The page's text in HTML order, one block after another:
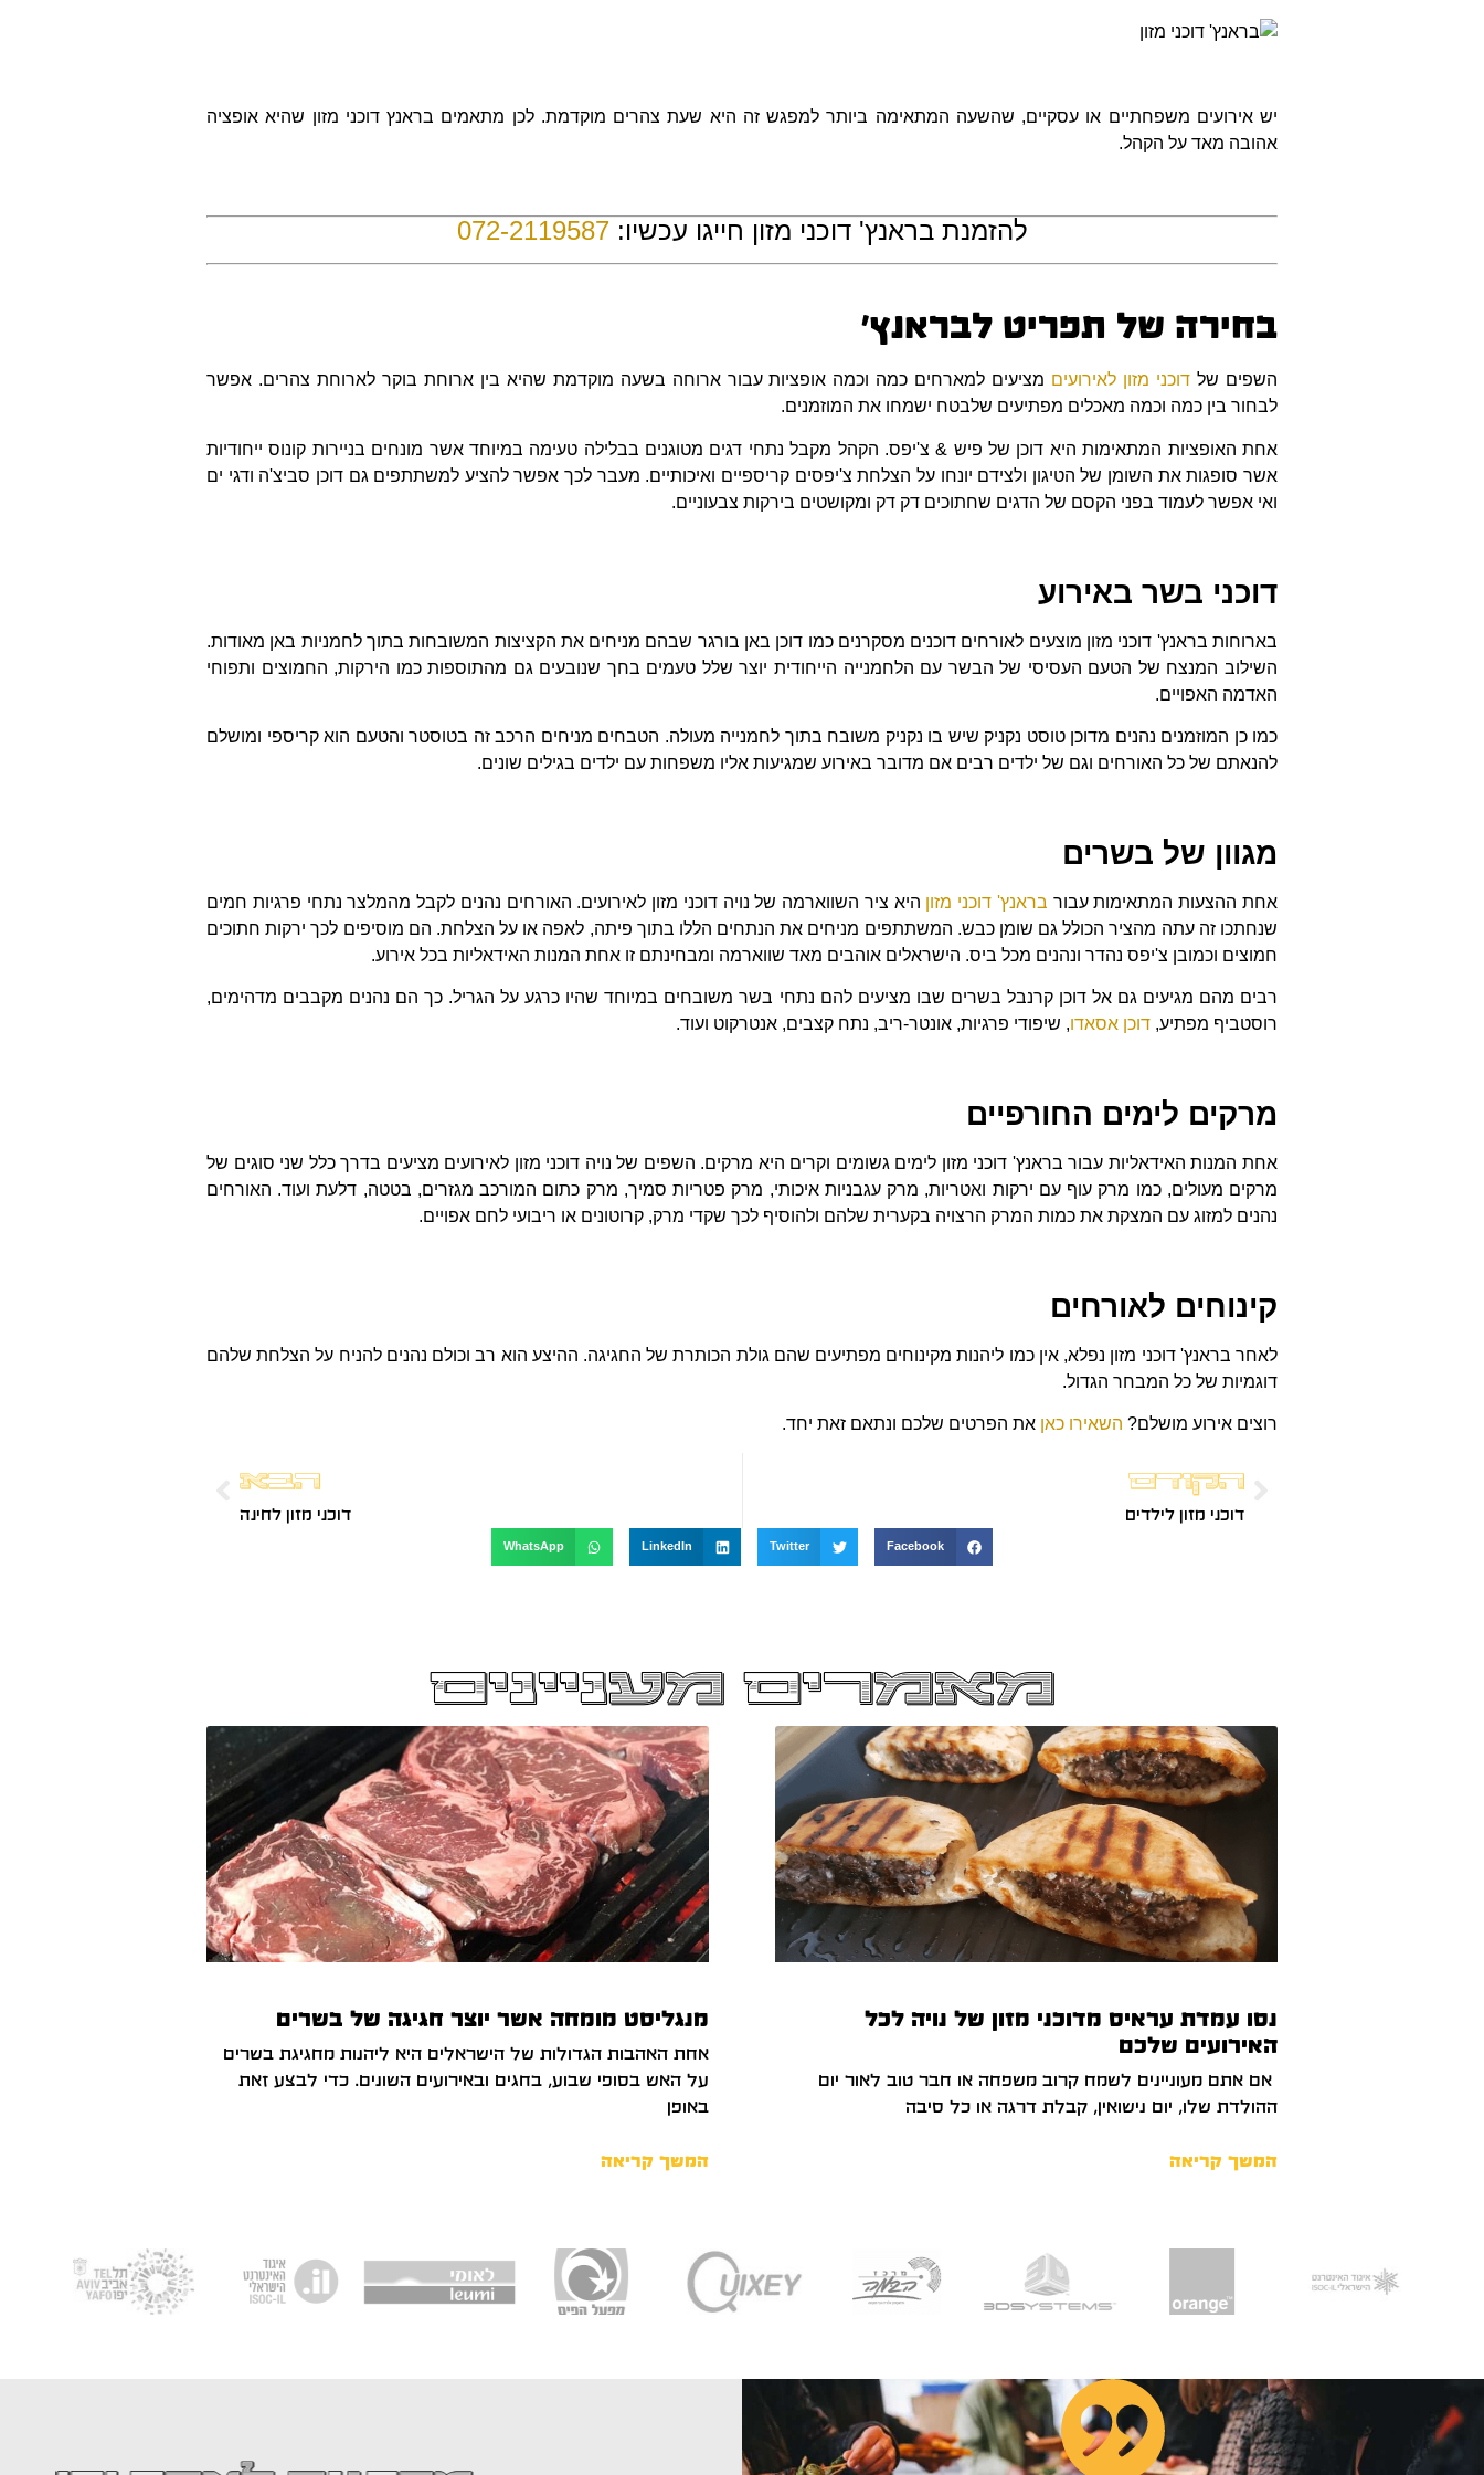
יש אירועים משפחתיים או עסקיים, שהשעה המתאימה ביותר למפגש זה היא שעת צהרים מוקדמת. לכן מתאמים בראנץ דוכני מזון שהיא אופציה
אהובה מאד על הקהל.
להזמנת בראנץ' דוכני מזון חייגו עכשיו:072-2119587
בחירה של תפריט לבראנץ'
השפים של דוכני מזון לאירועים מציעים למארחים כמה וכמה אופציות עבור ארוחה בשעה מוקדמת שהיא בין ארוחת בוקר לארוחת צהרים. אפשר
לבחור בין כמה וכמה מאכלים מפתיעים שלבטח ישמחו את המוזמנים.
אחת האופציות המתאימות היא דוכן של פיש & צ'יפס. הקהל מקבל נתחי דגים מטוגנים בבלילה טעימה במיוחד אשר מונחים בניירות קונוס ייחודיות
אשר סופגות את השומן של הטיגון ולצידם יונחו על הצלחת צ'יפסים קריספיים ואיכותיים. מעבר לכך אפשר להציע למשתתפים גם דוכן סביצ'ה ודגי ים
ואי אפשר לעמוד בפני הקסם של הדגים שחתוכים דק דק ומקושטים בירקות צבעוניים.
דוכני בשר באירוע
בארוחות בראנץ' דוכני מזון מוצעים לאורחים דוכנים מסקרנים כמו דוכן באן בורגר שבהם מניחים את הקציצות המשובחות בתוך לחמניות באן מאודות.
השילוב המנצח של הטעם העסיסי של הבשר עם הלחמנייה הייחודית יוצר שלל טעמים בחך שנובעים גם מהתוספות כמו הירקות, החמוצים ותפוחי
האדמה האפויים.
כמו כן המוזמנים נהנים מדוכן טוסט נקניק שיש בו נקניק משובח בתוך לחמנייה מעולה. הטבחים מניחים הרכב זה בטוסטר והטעם הוא קריספי ומושלם
להנאתם של כל האורחים וגם של ילדים רבים אם מדובר באירוע שמגיעות אליו משפחות עם ילדים בגילים שונים.
מגוון של בשרים
אחת ההצעות המתאימות עבור בראנץ' דוכני מזון היא ציר השווארמה של נויה דוכני מזון לאירועים. האורחים נהנים לקבל מהמלצר נתחי פרגיות חמים
שנחתכו זה עתה מהציר הכולל גם שומן כבש. המשתתפים מניחים את הנתחים הללו בתוך פיתה, לאפה או על הצלחת. הם מוסיפים לכך ירקות חתוכים
חמוצים וכמובן צ'יפס נהדר ונהנים מכל ביס. הישראלים אוהבים מאד שווארמה ומבחינתם זו אחת המנות האידאליות בכל אירוע.
רבים מהם מגיעים גם אל דוכן קרנבל בשרים שבו מציעים להם נתחי בשר משובחים במיוחד שהיו כרגע על הגריל. כך הם נהנים מקבבים מדהימים,
רוסטביף מפתיע, דוכן אסאדו, שיפודי פרגיות, אונטר-ריב, נתח קצבים, אנטרקוט ועוד.
מרקים לימים החורפיים
אחת המנות האידאליות עבור בראנץ' דוכני מזון לימים גשומים וקרים היא מרקים. השפים של נויה דוכני מזון לאירועים מציעים בדרך כלל שני סוגים של
מרקים מעולים, כמו מרק עוף עם ירקות ואטריות, מרק עגבניות איכותי, מרק פטריות סמיך, מרק כתום המורכב מגזרים, בטטה, דלעת ועוד. האורחים
נהנים למזוג עם המצקת את כמות המרק הרצויה בקערית שלהם ולהוסיף לכך שקדי מרק, קרוטונים או ריבועי לחם אפויים.
קינוחים לאורחים
לאחר בראנץ' דוכני מזון נפלא, אין כמו ליהנות מקינוחים מפתיעים שהם גולת הכותרת של החגיגה. ההיצע הוא רב וכולם נהנים להניח על הצלחת שלהם
דוגמיות של כל המבחר הגדול.
רוצים אירוע מושלם? השאירו כאן את הפרטים שלכם ונתאם זאת יחד.
הקודם
דוכני מזון לילדים
הבא
דוכני מזון לחינה
Facebook
Twitter
LinkedIn
WhatsApp
מאמרים מעניינים
נסו עמדת עראיס מדוכני מזון של נויה לכל
האירועים שלכם
אם אתם מעוניינים לשמח קרוב משפחה או חבר טוב לאור יום
ההולדת שלו, יום נישואין, קבלת דרגה או כל סיבה
המשך קריאה
מנגליסט מומחה אשר יוצר חגיגה של בשרים
אחת האהבות הגדולות של הישראלים היא ליהנות מחגיגת בשרים
על האש בסופי שבוע, בחגים ובאירועים השונים. כדי לבצע זאת
באופן
המשך קריאה